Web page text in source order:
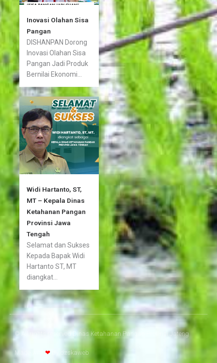
Inovasi Olahan Sisa
Pangan
DISHANPAN Dorong
Inovasi Olahan Sisa
Pangan Jadi Produk
Bernilai Ekonomi...
Widi Hartanto, ST,
MT – Kepala Dinas
Ketahanan Pangan
Provinsi Jawa
Tengah
Selamat dan Sukses
Kepada Bapak Widi
Hartanto ST, MT
diangkat...
© All rights reserved Dinas Ketahanan Pangan Provinsi Jateng
Made with ❤ dzskaweb